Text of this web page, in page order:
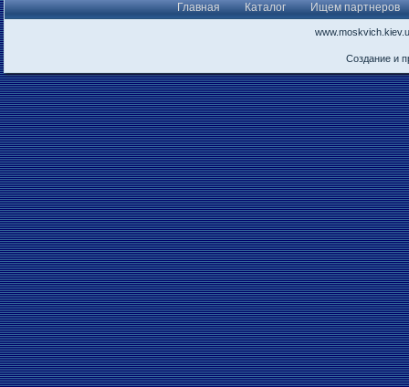
Главная Каталог Ищем партнеров
Создание и